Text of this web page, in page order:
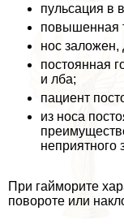
пульсация в
повышенная
нос
постоянная
и лба;
пациент
из носа
неприятного
При гайморите
повороте или